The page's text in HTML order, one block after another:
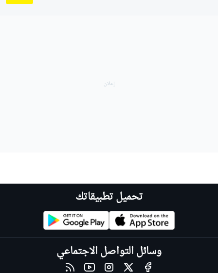
تحميل تطبيقاتك
وسائل التواصل الاجتماعي